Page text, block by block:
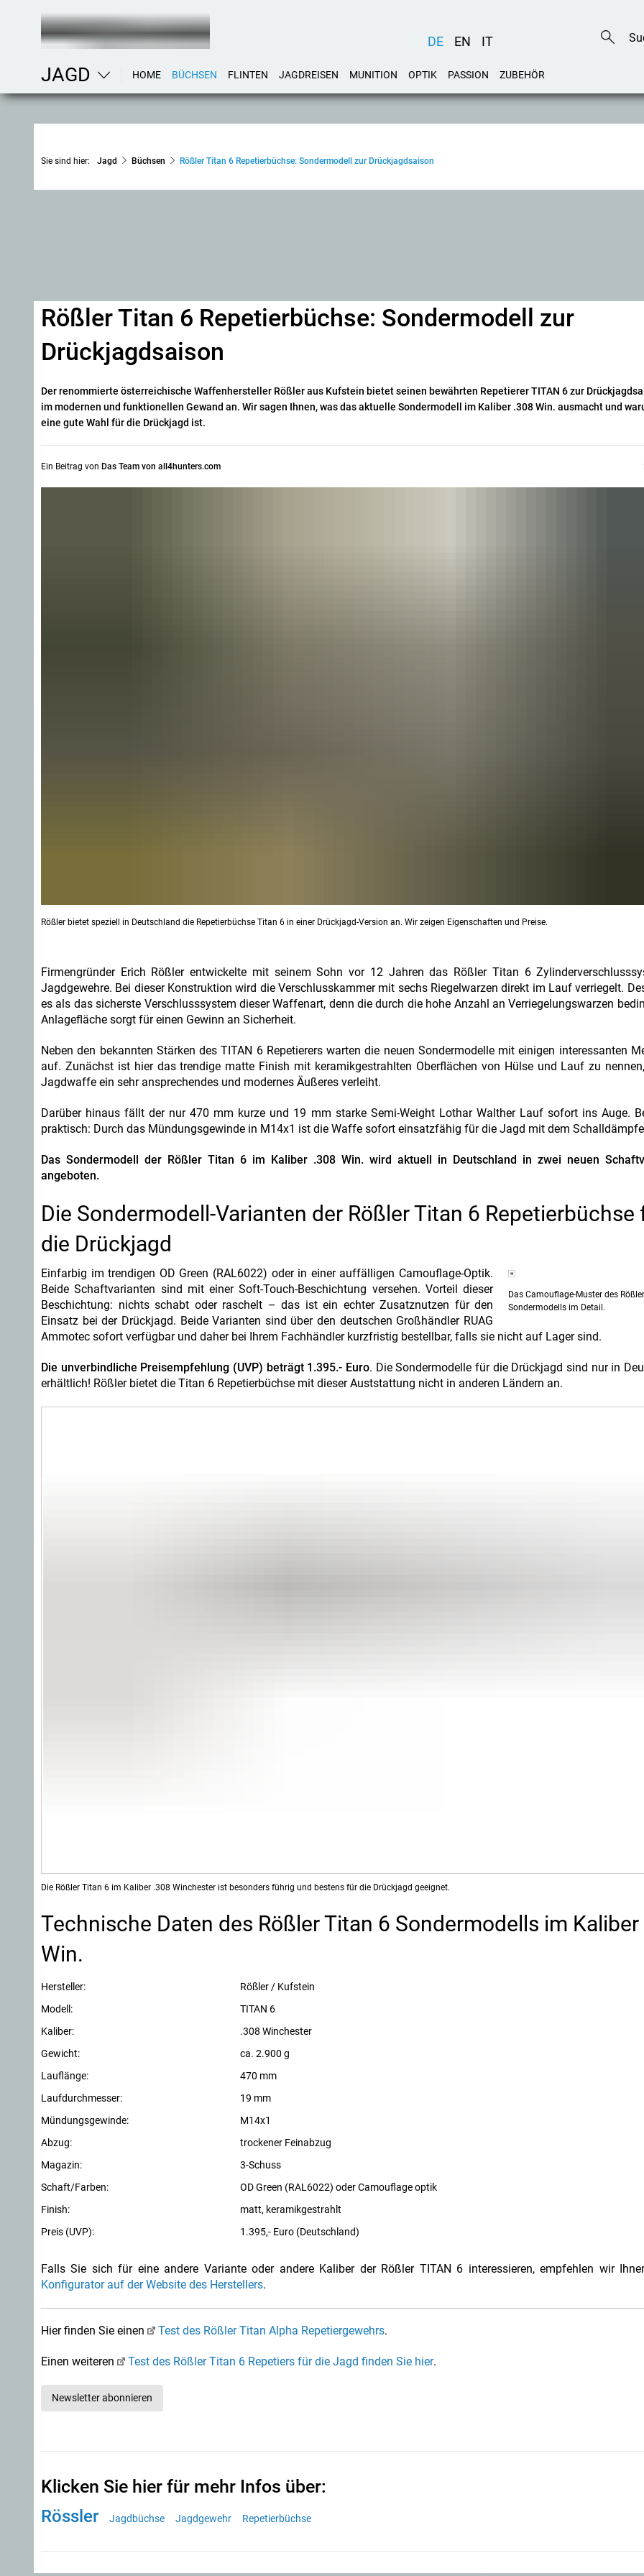
DE EN IT
JAGD HOME BÜCHSEN FLINTEN JAGDREISEN MUNITION OPTIK PASSION ZUBEHÖR
Sie sind hier: Jagd Büchsen Rößler Titan 6 Repetierbüchse: Sondermodell zur Drückjagdsaison
Rößler Titan 6 Repetierbüchse: Sondermodell zur
Drückjagdsaison
Der renommierte österreichische Waffenhersteller Rößler aus Kufstein bietet seinen bewährten Repetierer TITAN 6 zur
im modernen und funktionellen Gewand an. Wir sagen Ihnen, was das aktuelle Sondermodell im Kaliber .308 Win. ausmacht und
eine gute Wahl für die Drückjagd ist.
Ein Beitrag von Das Team von all4hunters.com
Rößler bietet speziell in Deutschland die Repetierbüchse Titan 6 in einer Drückjagd-Version an. Wir zeigen Eigenschaften und Preise.
Firmengründer Erich Rößler entwickelte mit seinem Sohn vor 12 Jahren das Rößler Titan 6
Jagdgewehre. Bei dieser Konstruktion wird die Verschlusskammer mit sechs Riegelwarzen direkt im Lauf verriegelt.
es als das sicherste Verschlusssystem dieser Waffenart, denn die durch die hohe Anzahl an Verriegelungswarzen
Anlagefläche sorgt für einen Gewinn an Sicherheit.
Neben den bekannten Stärken des TITAN 6 Repetierers warten die neuen Sondermodelle mit einigen interessanten
auf. Zunächst ist hier das trendige matte Finish mit keramikgestrahlten Oberflächen von Hülse und Lauf zu
Jagdwaffe ein sehr ansprechendes und modernes Äußeres verleiht.
Darüber hinaus fällt der nur 470 mm kurze und 19 mm starke Semi-Weight Lothar Walther Lauf sofort ins Auge.
praktisch: Durch das Mündungsgewinde in M14x1 ist die Waffe sofort einsatzfähig für die Jagd mit dem
Das Sondermodell der Rößler Titan 6 im Kaliber .308 Win. wird aktuell in Deutschland in zwei neuen
angeboten.
Die Sondermodell-Varianten der Rößler Titan 6 Repetierbüchse
die Drückjagd
Das Camouflage-Muster des
Sondermodells im Detail.
Einfarbig im trendigen OD Green (RAL6022) oder in einer auffälligen Camouflage-Optik.
Beide Schaftvarianten sind mit einer Soft-Touch-Beschichtung versehen. Vorteil dieser
Beschichtung: nichts schabt oder raschelt – das ist ein echter Zusatznutzen für den
Einsatz bei der Drückjagd. Beide Varianten sind über den deutschen Großhändler RUAG
Ammotec sofort verfügbar und daher bei Ihrem Fachhändler kurzfristig bestellbar, falls sie nicht auf Lager sind.
Die unverbindliche Preisempfehlung (UVP) beträgt 1.395.- Euro. Die Sondermodelle für die Drückjagd sind nur in
erhältlich! Rößler bietet die Titan 6 Repetierbüchse mit dieser Auststattung nicht in anderen Ländern an.
Die Rößler Titan 6 im Kaliber .308 Winchester ist besonders führig und bestens für die Drückjagd geeignet.
Technische Daten des Rößler Titan 6 Sondermodells im
Win.
Hersteller:
Rößler / Kufstein
Modell:
TITAN 6
Kaliber:
.308 Winchester
Gewicht:
ca. 2.900 g
Lauflänge:
470 mm
Laufdurchmesser:
19 mm
Mündungsgewinde:
M14x1
Abzug:
trockener Feinabzug
Magazin:
3-Schuss
Schaft/Farben:
OD Green (RAL6022) oder Camouflage optik
Finish:
matt, keramikgestrahlt
Preis (UVP):
1.395,- Euro (Deutschland)
Falls Sie sich für eine andere Variante oder andere Kaliber der Rößler TITAN 6 interessieren, empfehlen wir
Konfigurator auf der Website des Herstellers.
Hier finden Sie einen Test des Rößler Titan Alpha Repetiergewehrs.
Einen weiteren Test des Rößler Titan 6 Repetiers für die Jagd finden Sie hier.
Newsletter abonnieren
Klicken Sie hier für mehr Infos über:
Rössler Jagdbüchse Jagdgewehr Repetierbüchse